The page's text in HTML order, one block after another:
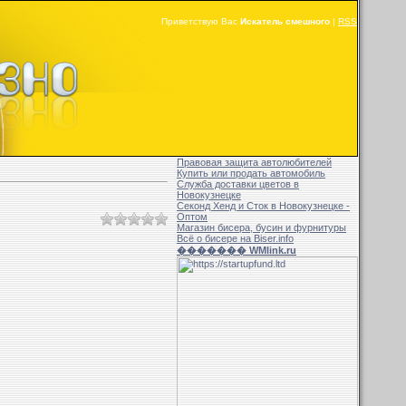
Приветствую Вас Искатель смешного | RSS
Правовая защита автолюбителей
Купить или продать автомобиль
Служба доставки цветов в
Новокузнецке
Секонд Хенд и Сток в Новокузнецке -
Оптом
Магазин бисера, бусин и фурнитуры
Всё о бисере на Biser.info
������� WMlink.ru